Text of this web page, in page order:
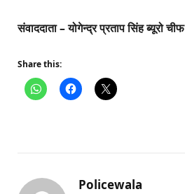
संवाददाता – योगेन्द्र प्रताप सिंह ब्यूरो चीफ
Share this:
Policewala